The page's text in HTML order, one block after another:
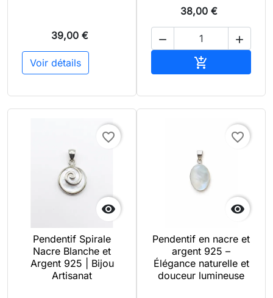
39,00 €
Voir détails
38,00 €
 


favorite_border
Pendentif Spirale
Nacre Blanche et
Argent 925 | Bijou
Artisanat

favorite_border
Pendentif en nacre et
argent 925 –
Élégance naturelle et
douceur lumineuse